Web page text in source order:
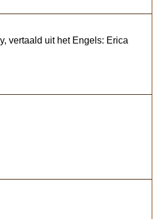
vertaald uit het Engels: Erica